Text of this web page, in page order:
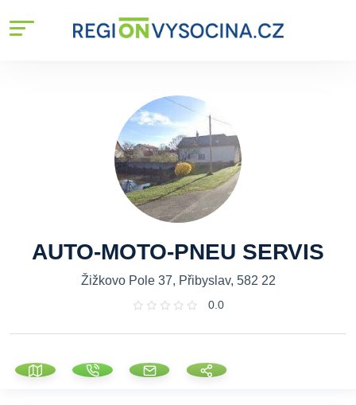
AUTO-MOTO-PNEU SERVIS
Žižkovo Pole 37, Přibyslav, 582 22
0.0